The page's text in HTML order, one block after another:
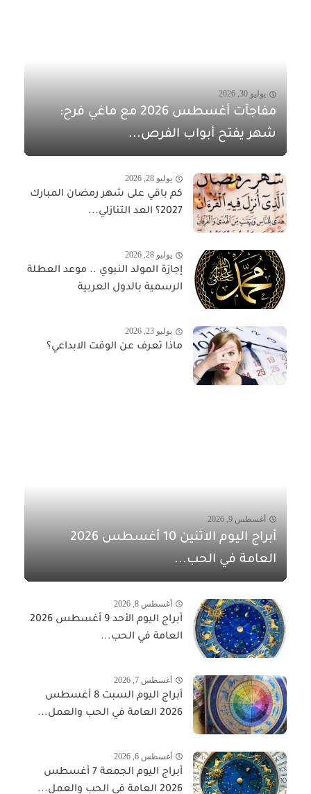
يوليو 30, 2026
مفاجآت أغسطس 2026 مع ماغي فرح:
شهر يفتح أبواب الفرص...
يوليو 28, 2026
كم باقي على شهر رمضان المبارك
2027؟ العد التنازلي...
يوليو 28, 2026
إجازة المولد النبوي .. موعد العطلة
الرسمية بالدول العربية
يوليو 23, 2026
ماذا تعرف عن الوقت الابداعي؟
أغسطس 9, 2026
أبراج اليوم الاثنين 10 أغسطس 2026
العامة في الحب...
أغسطس 8, 2026
أبراج اليوم الأحد 9 أغسطس 2026
العامة في الحب...
أغسطس 7, 2026
أبراج اليوم السبت 8 أغسطس
2026 العامة في الحب والعمل...
أغسطس 6, 2026
أبراج اليوم الجمعة 7 أغسطس
2026 العامة في الحب والعمل...